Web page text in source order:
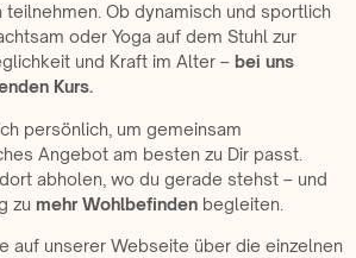
teilnehmen. Ob dynamisch und sportlich
oder Yoga auf dem Stuhl zur
und Kraft im Alter – bei uns
Kurs.
persönlich, um gemeinsam
Angebot am besten zu Dir passt.
abholen, wo du gerade stehst – und
zu mehr Wohlbefinden begleiten.
auf unserer Webseite über die einzelnen